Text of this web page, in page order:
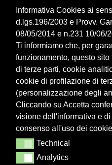
Informativa Cookies ai
d.lgs.196/2003 e Provv.
08/05/2014 e n.231 10/06/
Ti informiamo che, per
funzionamento, questo
di terze parti, cookie
cookie di profilazione di
(personalizzazione degli
Cliccando su Accetta
visione dell'informativa e di
consenso all'uso dei
TechnicalTechnical
AnalyticsAnalytics
BAGNAFILO SRLS
PAGINE
SHOP
LEGAL